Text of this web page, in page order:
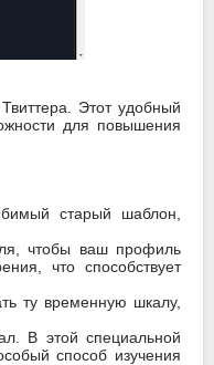
Этот удобный
для повышения
старый шаблон,
чтобы ваш профиль
что способствует
ту временную шкалу,
В этой специальной
способ изучения